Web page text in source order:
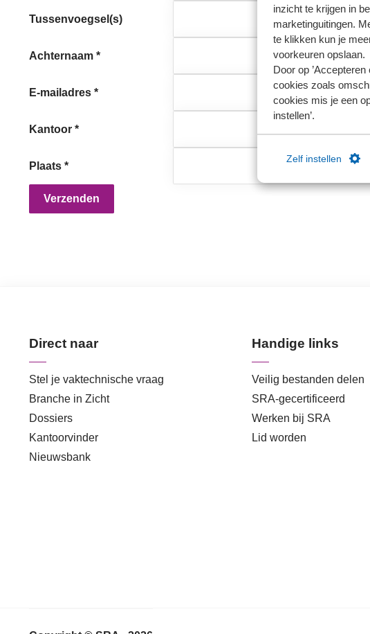
inzicht te krijgen in
marketinguitingen.
te klikken kun je
voorkeuren opslaan.
Door op
cookies zoals
cookies mis je een
instellen’.
Zelf instellen
Tussenvoegsel(s)
Achternaam *
E-mailadres *
Kantoor *
Plaats *
Direct naar
Stel je vaktechnische vraag
Branche in Zicht
Dossiers
Kantoorvinder
Nieuwsbank
Handige links
Veilig bestanden delen
SRA-gecertificeerd
Werken bij SRA
Lid worden